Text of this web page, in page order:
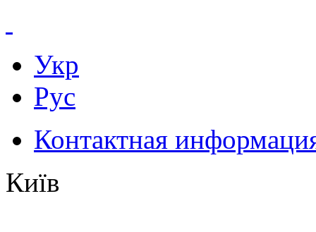
Укр
Рус
Контактная
Київ